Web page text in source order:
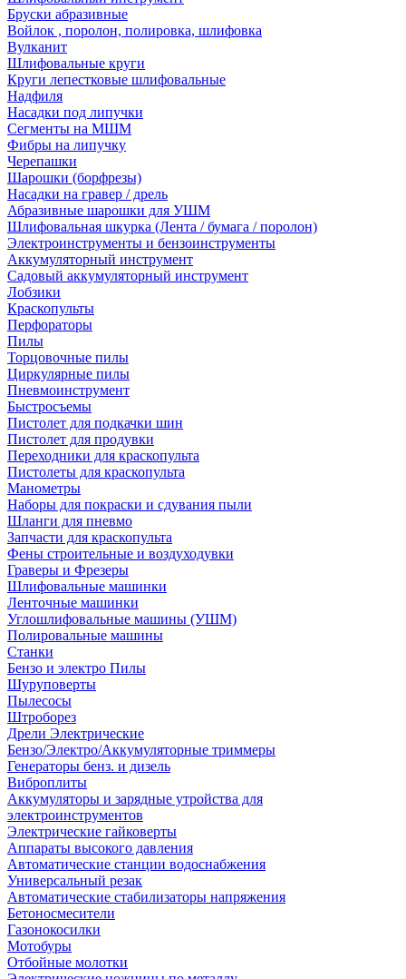
Бруски абразивные
Войлок , поролон, полировка, шлифовка
Вулканит
Шлифовальные круги
Круги лепестковые шлифовальные
Надфиля
Насадки под липучки
Сегменты на МШМ
Фибры на липучку
Черепашки
Шарошки (борфрезы)
Насадки на гравер / дрель
Абразивные шарошки для УШМ
Шлифовальная шкурка (Лента / бумага / поролон)
Электроинструменты и бензоинструменты
Аккумуляторный инструмент
Садовый аккумуляторный инструмент
Лобзики
Краскопульты
Перфораторы
Пилы
Торцовочные пилы
Циркулярные пилы
Пневмоинструмент
Быстросъемы
Пистолет для подкачки шин
Пистолет для продувки
Переходники для краскопульта
Пистолеты для краскопульта
Манометры
Наборы для покраски и сдувания пыли
Шланги для пневмо
Запчасти для краскопульта
Фены строительные и воздуходувки
Граверы и Фрезеры
Шлифовальные машинки
Ленточные машинки
Углошлифовальные машины (УШМ)
Полировальные машины
Станки
Бензо и электро Пилы
Шуруповерты
Пылесосы
Штроборез
Дрели Электрические
Бензо/Электро/Аккумуляторные триммеры
Генераторы бенз. и дизель
Виброплиты
Аккумуляторы и зарядные утройства для
электроинструментов
Электрические гайковерты
Аппараты высокого давления
Автоматические станции водоснабжения
Универсальный резак
Автоматические стабилизаторы напряжения
Бетоносмесители
Газонокосилки
Мотобуры
Отбойные молотки